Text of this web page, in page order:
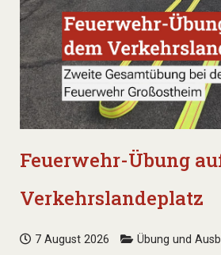
Feuerwehr-Übung
Verkehrslandeplatz
7 August 2026 Übung und